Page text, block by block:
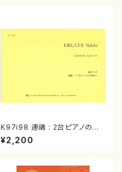
K97i98 連禱 : 2台ピアノのた
めの（2 Pianos / 菊池 幸夫 /
楽譜）
¥2,200